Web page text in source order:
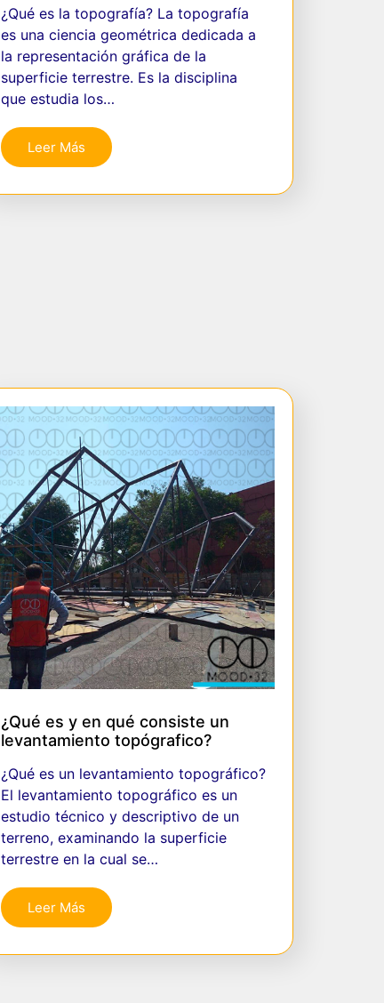
¿Qué es la topografía? La topografía
es una ciencia geométrica dedicada a
la representación gráfica de la
superficie terrestre. Es la disciplina
que estudia los…
Leer Más
¿Qué es y en qué consiste un
levantamiento topógrafico?
¿Qué es un levantamiento topográfico?
El levantamiento topográfico es un
estudio técnico y descriptivo de un
terreno, examinando la superficie
terrestre en la cual se…
Leer Más